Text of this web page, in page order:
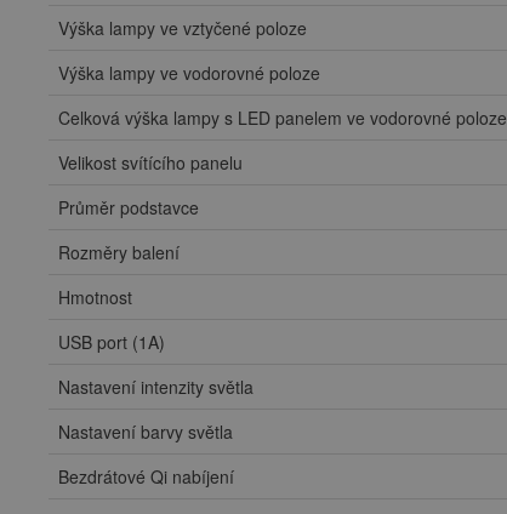
Výška lampy ve vztyčené poloze
Výška lampy ve vodorovné poloze
Celková výška lampy s LED panelem ve vodorovné poloze
Velikost svítícího panelu
Průměr podstavce
Rozměry balení
Hmotnost
USB port (1A)
Nastavení intenzity světla
Nastavení barvy světla
Bezdrátové Qi nabíjení